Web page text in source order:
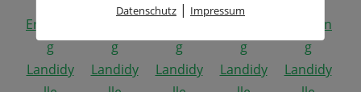
Datenschutz| Impressum